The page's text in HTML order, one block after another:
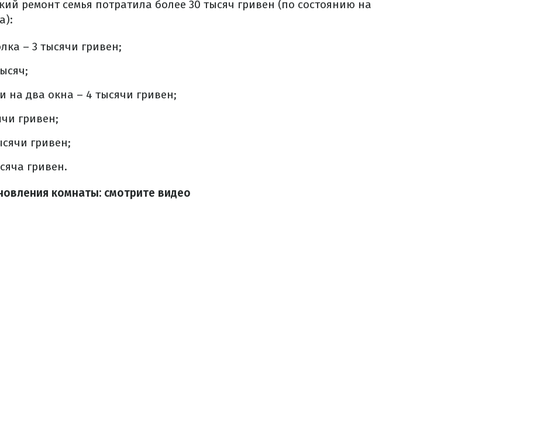
ремонт семья потратила более 30 тысяч гривен (по состоянию на
– 3 тысячи гривен;
на два окна – 4 тысячи гривен;
гривен;
гривен;
гривен.
комнаты: смотрите видео